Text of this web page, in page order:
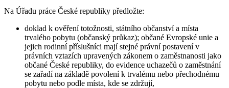
Na Úřadu práce České republiky předložte:
doklad k ověření totožnosti, státního občanství a místa
trvalého pobytu (občanský průkaz); občané Evropské unie a
jejich rodinní příslušníci mají stejné právní postavení v
právních vztazích upravených zákonem o zaměstnanosti jako
občané České republiky, do evidence uchazečů o zaměstnání
se zařadí na základě povolení k trvalému nebo přechodnému
pobytu nebo podle místa, kde se zdržují,